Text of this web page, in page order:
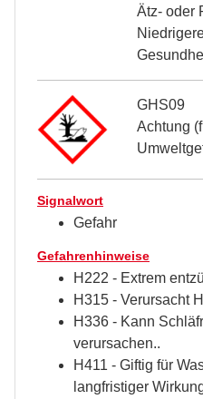
Ätz- oder
GHS09
Achtung
Signalwort
Gefahr
Gefahrenhinweise
H222 - Extrem
H315 - Verursacht
H336 - Kann
verursachen..
H411 - Giftig für
langfristiger